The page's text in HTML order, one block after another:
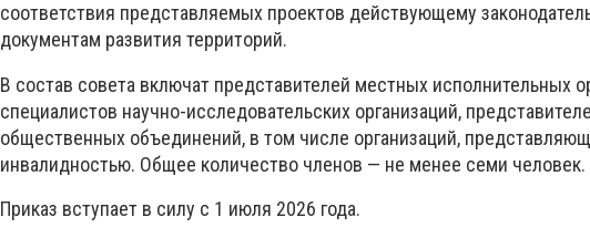
соответствия представляемых проектов действующему
документам развития территорий.
В состав совета включат представителей местных исполнительных
специалистов научно-исследовательских организаций,
общественных объединений, в том числе организаций,
инвалидностью. Общее количество членов — не менее семи человек.
Приказ вступает в силу с 1 июля 2026 года.